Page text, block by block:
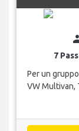
7
Per un
VW Multivan,